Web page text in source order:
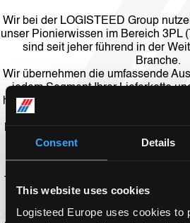
Consent Details
This website uses cookies
Logisteed Europe uses cookies to
Wir bei der LOGISTEED Group
unser Pionierwissen im Bereich 3PL
sind seit jeher führend in der
Branche.
Wir übernehmen die umfassende
jedem Segment Ihrer Lieferkette
höheren Servicestandard und
die Kombination unserer
Logistikstandorten und
Märkten können wir auch
arbeiten mit Ihnen zusammen, um
Effizienz Ihrer Logistikabläufe zu